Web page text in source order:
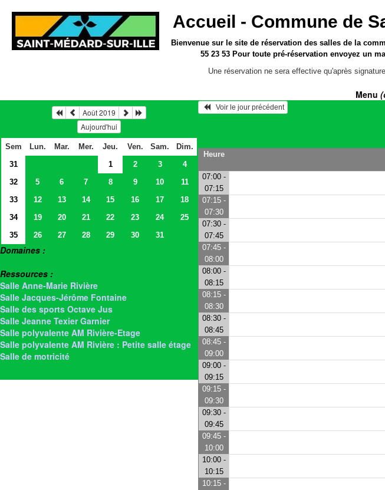
Accueil - Commune de
Bienvenue sur le sitede réservation des salles de la
55 23 53 Pour toute pré-réservation envoyez un
Une réservation ne sera effective qu'après
Menu
Août 2019
Aujourd'hui
Sem Lun. Mar. Mer. Jeu. Ven. Sam.
Dim.
31
1 2 3
4
32
5 6 7 8 9 10
11
33
12 13 14 15 16 17
18
34
19 20 21 22 23 24
25
35
26 27 28 29 30 31
Domaines :
Ressources :
Salle Anne-Marie Rivière
Salle Jacques-Jérôme Fontaine
Salle des sports Octave Jus
Salle Jeanne Texier Garnier
Salle polyvalente AM Rivière-Etage
Salle polyvalente AM Rivière : Petite salle étage
Salle de motricité
   Voir le jour précédent
Heure
07:00 -
07:15
07:15 -
07:30
07:30 -
07:45
07:45 -
08:00
08:00 -
08:15
08:15 -
08:30
08:30 -
08:45
08:45 -
09:00
09:00 -
09:15
09:15 -
09:30
09:30 -
09:45
09:45 -
10:00
10:00 -
10:15
10:15 -